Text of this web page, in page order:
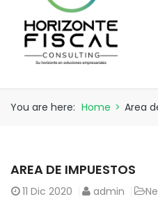
You are here: Home > Area
AREA DE IMPUESTOS
11 Dic 2020 admin